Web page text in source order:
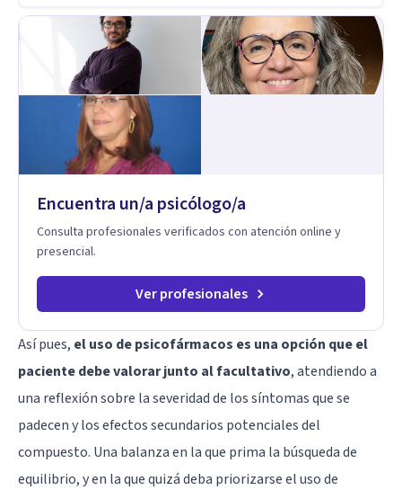
sintiéndote sostenida, acompañada y más segura de quién
eres. Mi misión es ayudarte a ordenar tu mundo interior, sanar
lo que aún pesa, fortalecer tu autoestima, transformar la
relación contigo misma y con quienes amas, y enseñarte
herramientas prácticas para navegar la vida familiar con amor,
límites sanos, serenidad y propósito. Trabajo desde una
mirada integral donde la mente, las emociones, la historia
familiar y la fe se encuentran para crear procesos
terapéuticos transformadores, cálidos y profundamente
en cada etapa de tu vida.
Encuentra un/a psicólogo/a
Consulta profesionales verificados con atención online y
presencial.
Ver profesionales
Así pues, el uso de psicofármacos es una opción que el
paciente debe valorar junto al facultativo, atendiendo a
una reflexión sobre la severidad de los síntomas que se
padecen y los efectos secundarios potenciales del
compuesto. Una balanza en la que prima la búsqueda de
equilibrio, y en la que quizá deba priorizarse el uso de